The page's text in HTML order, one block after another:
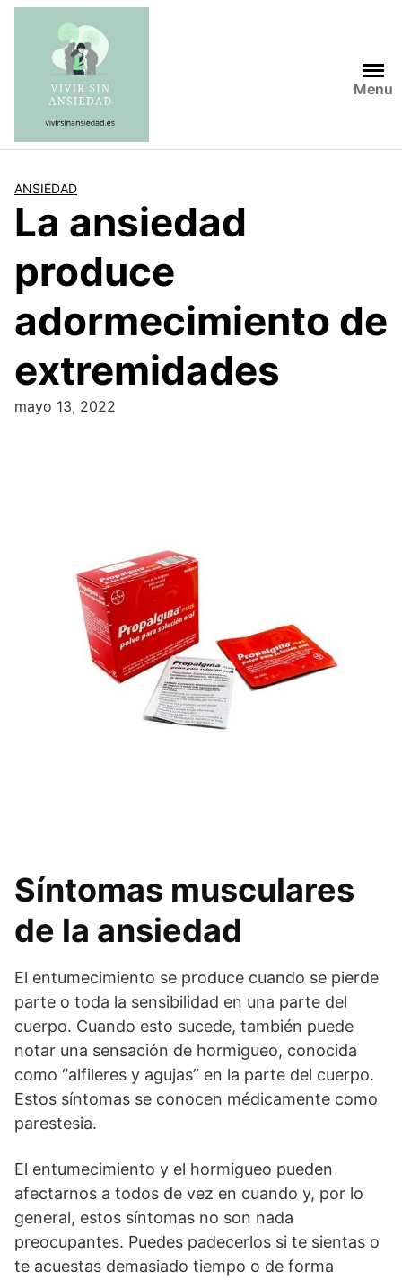
Saltar
contenido
Menu
ANSIEDAD
La ansiedad
produce
adormecimiento de
extremidades
mayo 13, 2022
Síntomas musculares
de la ansiedad
El entumecimiento se produce cuando se pierde
parte o toda la sensibilidad en una parte del
cuerpo. Cuando esto sucede, también puede
notar una sensación de hormigueo, conocida
como “alfileres y agujas” en la parte del cuerpo.
Estos síntomas se conocen médicamente como
parestesia.
El entumecimiento y el hormigueo pueden
afectarnos a todos de vez en cuando y, por lo
general, estos síntomas no son nada
preocupantes. Puedes padecerlos si te sientas o
te acuestas demasiado tiempo o de forma